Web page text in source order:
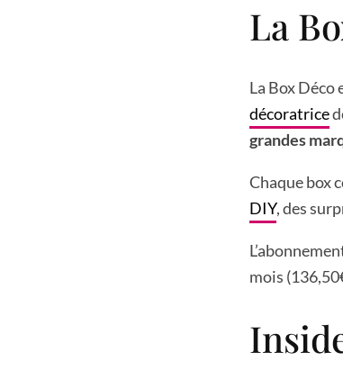
La
La Box Déco
décoratrice
grandes
Chaque box
DIY, des
mois